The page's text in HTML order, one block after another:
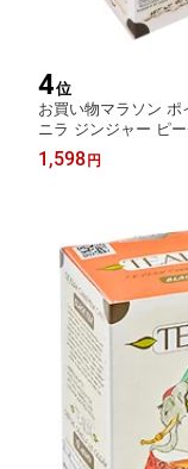
4位
お買い物マラソン
ニラ ジンジャー ピ
ティー 温活 代謝 ダ
日 引越し tealia 紅
1,598円